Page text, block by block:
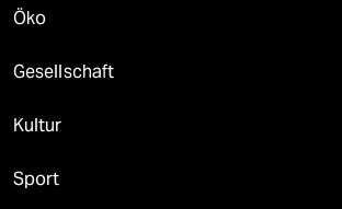
Öko
Gesellschaft
Kultur
Sport